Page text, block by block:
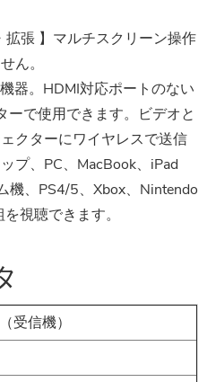
拡張 】マルチスクリーン操作
ん。
器。HDMI対応ポートのない
で使用できます。ビデオと
クターにワイヤレスで送信
プ、PC、MacBook、iPad
機、PS4/5、Xbox、Nintendo
視聴できます。
受信機）